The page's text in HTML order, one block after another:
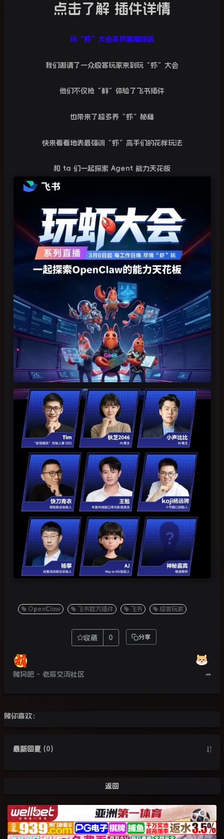
点击了解 插件详情
玩“虾”大会系列直播放送
我们邀请了一众极客玩家来到玩“虾”大会
他们不仅抢“鲜”体验了飞书插件
也带来了超多养“虾”秘籍
快来看看地表最强训“虾”高手们的花样玩法
和 ta 们一起探索 Agent 能力天花板
OpenClaw 飞书官方插件 飞书 极客玩家
收藏 0 分享
赌狗吧 - 老哥交流社区 ➦
赌你喜欢：
最新回复(0)
返回